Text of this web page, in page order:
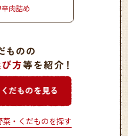
肉詰め きゃべつ饅頭ごま風味
菜・くだものを探す